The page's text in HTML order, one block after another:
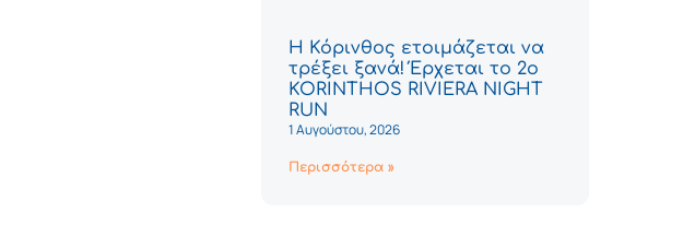
Η Κόρινθος ετοιμάζεται να
τρέξει ξανά! Έρχεται το 2ο
KORINTHOS RIVIERA NIGHT
RUN
1 Αυγούστου, 2026
Περισσότερα »